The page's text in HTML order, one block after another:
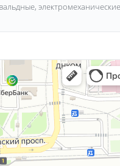
электромеханические